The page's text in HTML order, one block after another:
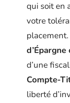
qui soit en
votre
d’une
Compte-
liberté